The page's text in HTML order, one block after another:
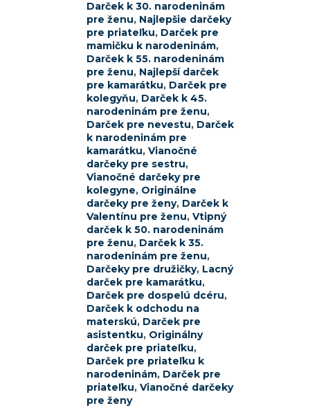
Darček k 30. narodeninám
pre ženu, Najlepšie darčeky
pre priateľku, Darček pre
mamičku k narodeninám,
Darček k 55. narodeninám
pre ženu, Najlepší darček
pre kamarátku, Darček pre
kolegyňu, Darček k 45.
narodeninám pre ženu,
Darček pre nevestu, Darček
k narodeninám pre
kamarátku, Vianočné
darčeky pre sestru,
Vianočné darčeky pre
kolegyne, Originálne
darčeky pre ženy, Darček k
Valentínu pre ženu, Vtipný
darček k 50. narodeninám
pre ženu, Darček k 35.
narodeninám pre ženu,
Darčeky pre družičky, Lacný
darček pre kamarátku,
Darček pre dospelú dcéru,
Darček k odchodu na
materskú, Darček pre
asistentku, Originálny
darček pre priateľku,
Darček pre priateľku k
narodeninám, Darček pre
priateľku, Vianočné darčeky
pre ženy